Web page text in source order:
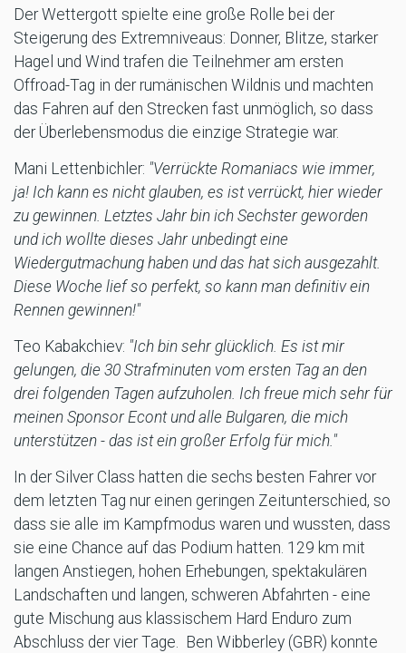
Der Wettergott spielte eine große Rolle bei der
Steigerung des Extremniveaus: Donner, Blitze, starker
Hagel und Wind trafen die Teilnehmer am ersten
Offroad-Tag in der rumänischen Wildnis und machten
das Fahren auf den Strecken fast unmöglich, so dass
der Überlebensmodus die einzige Strategie war.
Mani Lettenbichler: "Verrückte Romaniacs wie immer,
ja! Ich kann es nicht glauben, es ist verrückt, hier wieder
zu gewinnen. Letztes Jahr bin ich Sechster geworden
und ich wollte dieses Jahr unbedingt eine
Wiedergutmachung haben und das hat sich ausgezahlt.
Diese Woche lief so perfekt, so kann man definitiv ein
Rennen gewinnen!"
Teo Kabakchiev: "Ich bin sehr glücklich. Es ist mir
gelungen, die 30 Strafminuten vom ersten Tag an den
drei folgenden Tagen aufzuholen. Ich freue mich sehr für
meinen Sponsor Econt und alle Bulgaren, die mich
unterstützen - das ist ein großer Erfolg für mich."
In der Silver Class hatten die sechs besten Fahrer vor
dem letzten Tag nur einen geringen Zeitunterschied, so
dass sie alle im Kampfmodus waren und wussten, dass
sie eine Chance auf das Podium hatten. 129 km mit
langen Anstiegen, hohen Erhebungen, spektakulären
Landschaften und langen, schweren Abfahrten - eine
gute Mischung aus klassischem Hard Enduro zum
Abschluss der vier Tage. Ben Wibberley (GBR) konnte